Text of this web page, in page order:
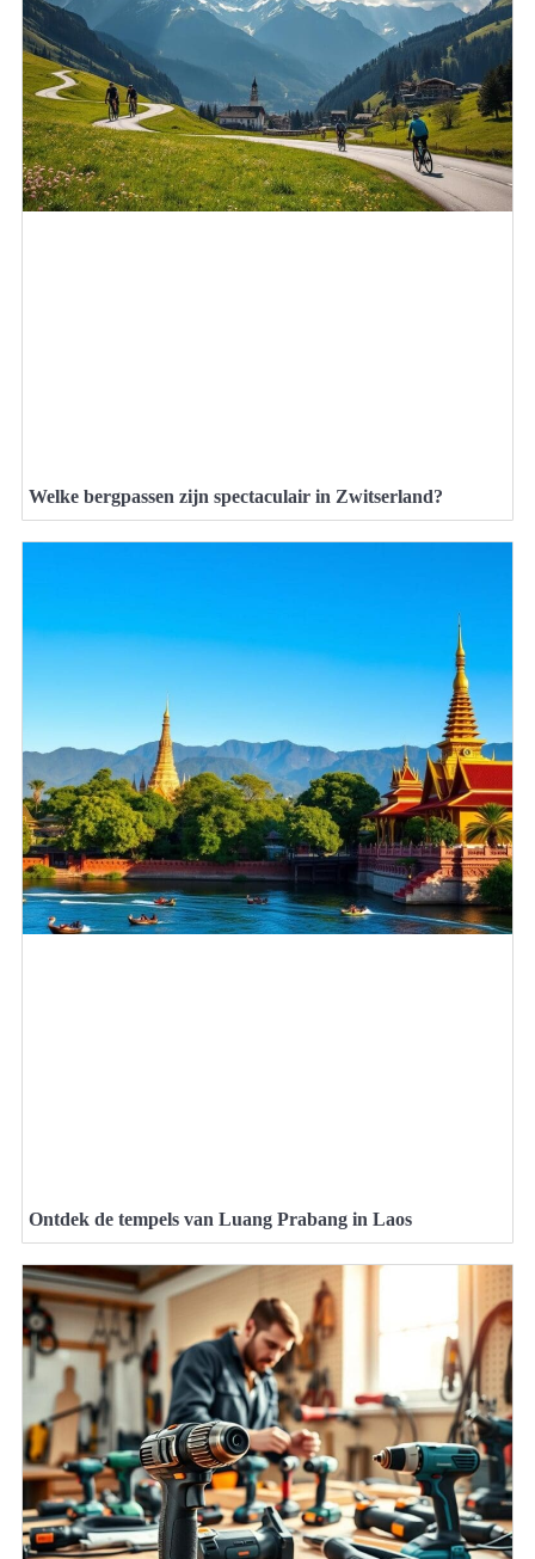
Welke bergpassen zijn spectaculair in Zwitserland?
Ontdek de tempels van Luang Prabang in Laos